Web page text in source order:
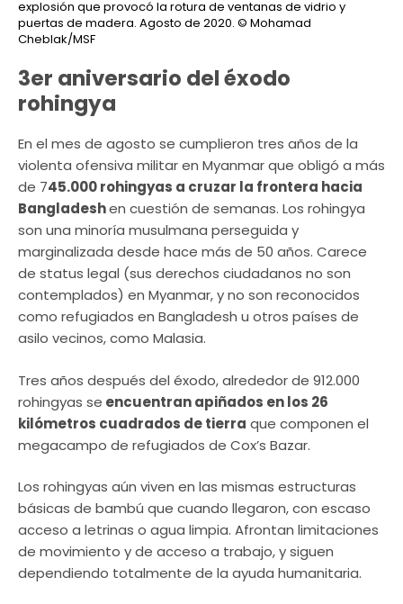
explosión que provocó la rotura de ventanas de vidrio y
puertas de madera. Agosto de 2020. © Mohamad
Cheblak/MSF
3er aniversario del éxodo
rohingya
En el mes de agosto se cumplieron tres años de la
violenta ofensiva militar en Myanmar que obligó a más
de 745.000 rohingyas a cruzar la frontera hacia
Bangladeshen cuestión de semanas. Los rohingya
son una minoría musulmana perseguida y
marginalizada desde hace más de 50 años. Carece
de status legal (sus derechos ciudadanos no son
contemplados) en Myanmar, y no son reconocidos
como refugiados en Bangladesh u otros países de
asilo vecinos, como Malasia.
Tres años después del éxodo, alrededor de 912.000
rohingyas se encuentran apiñados en los 26
kilómetros cuadrados de tierra que componen el
megacampo de refugiados de Cox’s Bazar.
Los rohingyas aún viven en las mismas estructuras
básicas de bambú que cuando llegaron, con escaso
acceso a letrinas o agua limpia. Afrontan limitaciones
de movimiento y de acceso a trabajo, y siguen
dependiendo totalmente de la ayuda humanitaria.